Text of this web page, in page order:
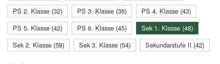
PS 2. Klasse (32)
PS 3. Klasse (36)
PS 4. Klasse (43)
PS 5. Klasse (42)
PS 6. Klasse (45)
Sek 1. Klasse (48)
Sek 2. Klasse (59)
Sek 3. Klasse (54) Sekundarstufe II (42)